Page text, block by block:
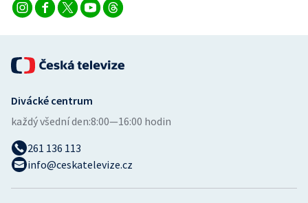
Divácké centrum
každý všední den:8:00—16:00 hodin
261 136 113
info@ceskatelevize.cz